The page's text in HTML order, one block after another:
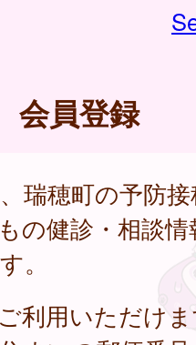
会員登録
瑞穂町の予防
の健診・相談
。
利用いただけ